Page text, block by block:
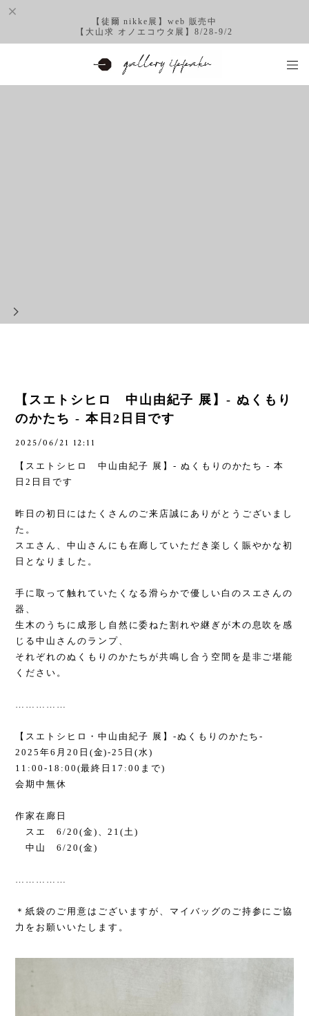
【徒爾 nikke展】web 販売中
【大山求 オノエコウタ展】8/28-9/2
【スエトシヒロ 中山由紀子 展】- ぬくもり
のかたち - 本日2日目です
2025/06/21 12:11
【スエトシヒロ 中山由紀子 展】- ぬくもりのかたち -本
日2 日目です
昨日の初日にはたくさんのご来店誠にありがとうございまし
た。
スエさん、中山さんにも在廊していただき楽しく賑やかな初
日となりました。
手に取って触れていたくなる滑らかで優しい白のスエさんの
器、
生木のうちに成形し自然に委ねた割れや継ぎが木の息吹を感
じる中山さんのランプ、
それぞれのぬくもりのかたちが共鳴し合う空間を是非ご堪能
ください。
……………
【スエトシヒロ・中山由紀子 展】-ぬくもりのかたち-
2025年6 月 20 日 (金)-25 日(水)
11:00-18:00(最終日 17:00 まで)
会期中無休
作家在廊日
スエ6/20(金) 、21(土)
中山6/20(金)
……………
＊紙袋のご用意はございますが、マイバッグのご持参にご協
力をお願いいたします。